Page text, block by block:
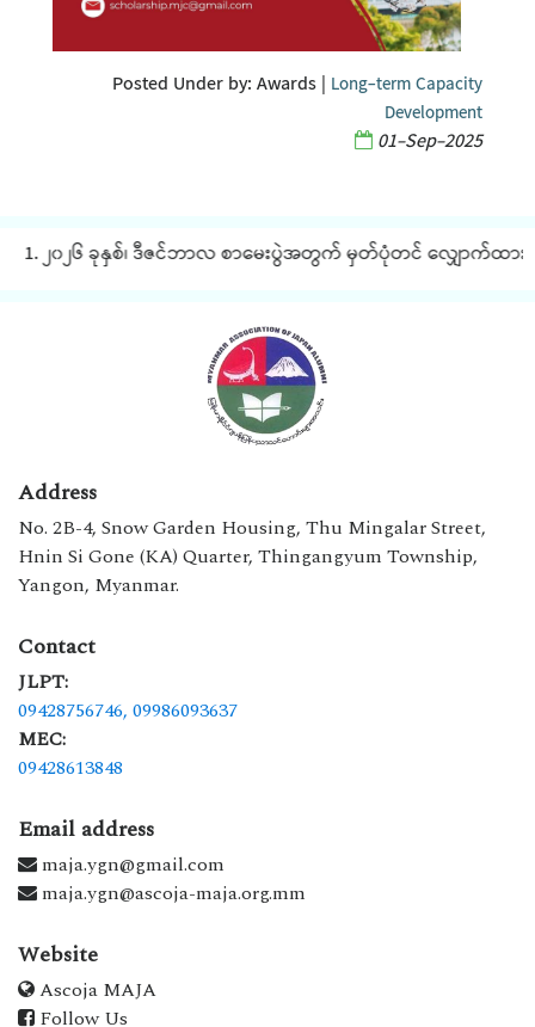
Posted Under by: Awards| Long-term Capacity
Development
01-Sep-2025
1. ၂၀၂၆ ခုနှစ်၊ ဒီဇင်ဘာလ စာမေးပွဲအတွက် မှတ်ပုံတင် လျှောက်ထားခြ
Address
No. 2B-4, Snow Garden Housing, Thu Mingalar Street,
Hnin Si Gone (KA) Quarter, Thingangyum Township,
Yangon, Myanmar.
Contact
JLPT:
09428756746, 09986093637
MEC:
09428613848
Email address
maja.ygn@gmail.com
maja.ygn@ascoja-maja.org.mm
Website
Ascoja MAJA
Follow Us